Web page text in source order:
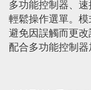
多功能控制器、
輕鬆操作選單。
避免因誤觸而更
配合多功能控制器